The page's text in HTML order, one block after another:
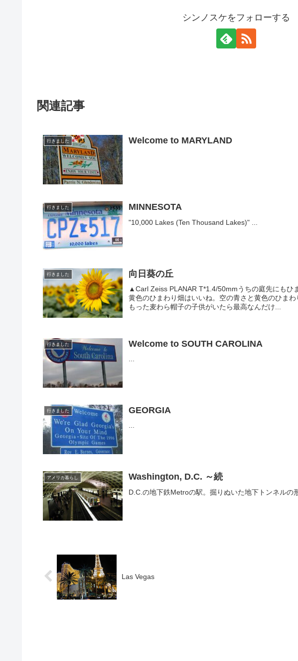
シンノスケをフォローする
関連記事
行きました Welcome to MARYLAND
行きました MINNESOTA
行きました 向日葵の丘
▲Carl Zeiss PLANAR T*1.4/50mmうちの庭先にもひ
黄色のひまわり畑はいいね。空の青さと黄色のひま
もった麦わら帽子の子供がいたら最高なんだけ...
行きました Welcome to SOUTH CAROLINA
...
行きました GEORGIA
...
アメリカ暮らし Washington, D.C. ～続
D.C.の地下鉄Metroの駅。掘りぬいた地下トンネルの
Las Vegas